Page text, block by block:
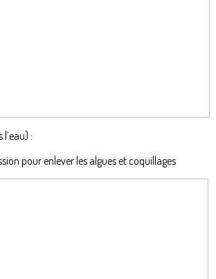
:
pour enlever les algues et coquillages